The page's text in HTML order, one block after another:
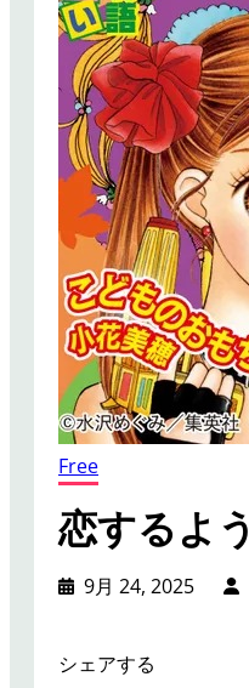
Free
恋するよ
9月 24, 2025
シェアする